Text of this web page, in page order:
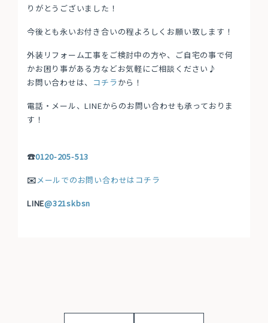
りがとうございました！
今後とも永いお付き合いの程よろしくお願い致します！
外装リフォーム工事をご検討中の方や、ご自宅の事で何
かお困り事がある方などお気軽にご相談ください♪
お問い合わせは、 コチラから！
電話・メール、LINEからのお問い合わせも承っておりま
す！
☎0120-205-513
✉️メールでのお問い合わせはコチラ
LINE@321skbsn